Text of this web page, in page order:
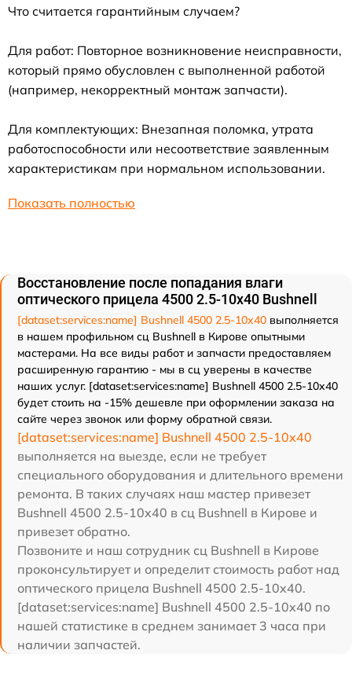
Что считается гарантийным случаем?
Для работ: Повторное возникновение неисправности,
который прямо обусловлен с выполненной работой
(например, некорректный монтаж запчасти).
Для комплектующих: Внезапная поломка, утрата
работоспособности или несоответствие заявленным
характеристикам при нормальном использовании.
Показать полностью
Восстановление после попадания влаги
оптического прицела 4500 2.5-10x40 Bushnell
[dataset:services:name] Bushnell 4500 2.5-10x40 выполняется
в нашем профильном сц Bushnell в Кирове опытными
мастерами. На все виды работ и запчасти предоставляем
расширенную гарантию - мы в сц уверены в качестве
наших услуг. [dataset:services:name] Bushnell 4500 2.5-10x40
будет стоить на -15% дешевле при оформлении заказа на
сайте через звонок или форму обратной связи.
[dataset:services:name] Bushnell 4500 2.5-10x40
выполняется на выезде, если не требует
специального оборудования и длительного времени
ремонта. В таких случаях наш мастер привезет
Bushnell 4500 2.5-10x40 в сц Bushnell в Кирове и
привезет обратно.
Позвоните и наш сотрудник сц Bushnell в Кирове
проконсультирует и определит стоимость работ над
оптического прицела Bushnell 4500 2.5-10x40.
[dataset:services:name] Bushnell 4500 2.5-10x40 по
нашей статистике в среднем занимает 3 часа при
наличии запчастей.